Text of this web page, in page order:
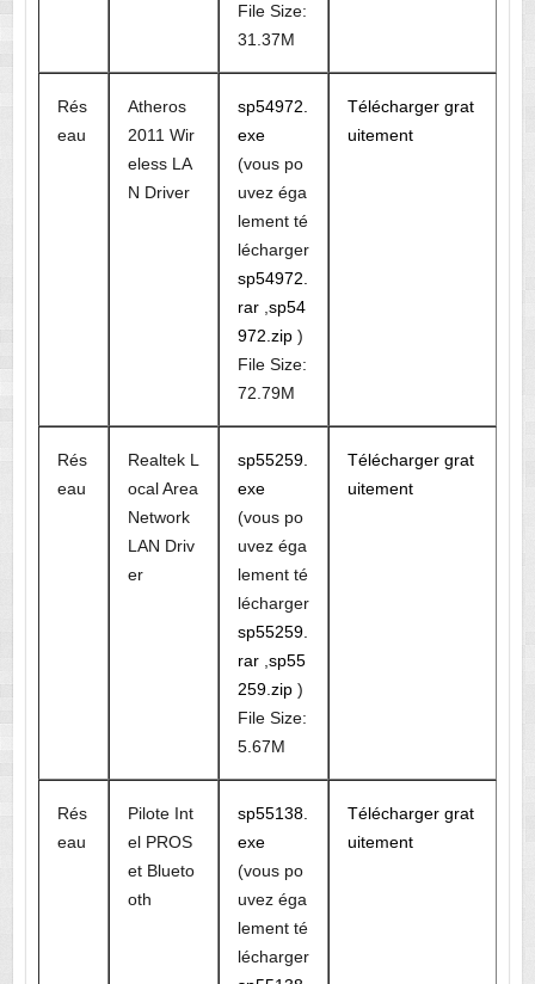
File Size:
31.37M
Rés
eau
Atheros
2011 Wir
eless LA
N Driver
sp54972.
exe
(vous po
uvez éga
lement té
lécharger
sp54972.
rar, sp54
972.zip)
File Size:
72.79M
Télécharger grat
uitement
Rés
eau
Realtek L
ocal Area
Network
LAN Driv
er
sp55259.
exe
(vous po
uvez éga
lement té
lécharger
sp55259.
rar, sp55
259.zip)
File Size:
5.67M
Télécharger grat
uitement
Rés
eau
Pilote Int
el PROS
et Blueto
oth
sp55138.
exe
(vous po
uvez éga
lement té
lécharger
Télécharger grat
uitement